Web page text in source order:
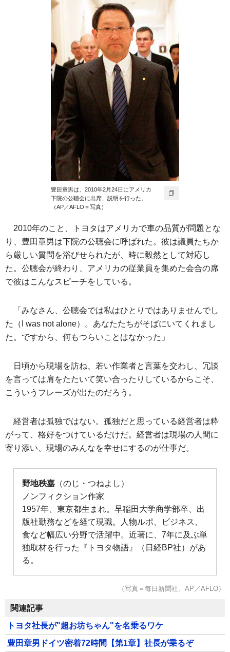
豊田章男は、2010年2月24日にアメリカ
下院の公聴会に出席、説明を行った。
（AP／AFLO＝写真）
2010年のこと、トヨタはアメリカで車の品質が問題とな
り、豊田章男は下院の公聴会に呼ばれた。彼は議員たちか
ら厳しい質問を浴びせられたが、時に毅然として対応し
た。公聴会が終わり、アメリカの従業員を集めた会合の席
で彼はこんなスピーチをしている。
「みなさん、公聴会では私はひとりではありませんでし
た（I was not alone）。あなたたちがそばにいてくれまし
た。ですから、何もつらいことはなかった」
日頃から現場を訪ね、若い作業者と言葉を交わし、冗談
を言っては肩をたたいて笑い合ったりしているからこそ、
こういうフレーズが出たのだろう。
経営者は孤独ではない。孤独だと思っている経営者は粋
がって、格好をつけているだけだ。経営者は現場の人間に
寄り添い、現場のみんなを幸せにするのが仕事だ。
野地秩嘉 （のじ・つねよし）
ノンフィクション作家
1957年、東京都生まれ。早稲田大学商学部卒、出
版社勤務などを経て現職。人物ルポ、ビジネス、
食など幅広い分野で活躍中。近著に、7年に及ぶ単
独取材を行った『トヨタ物語』（日経BP社）があ
る。
（写真＝毎日新聞社、AP／AFLO）
関連記事
トヨタ社長が"超お坊ちゃん"を名乗るワケ
豊田章男ドイツ密着72時間【第1章】社長が乗るぞ